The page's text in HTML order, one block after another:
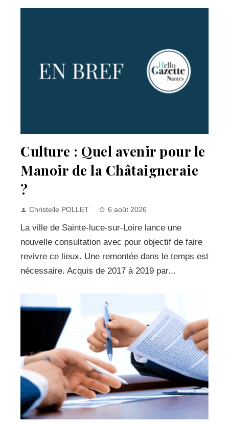
Culture : Quel avenir pour le
Manoir de la Châtaigneraie
?
Christelle POLLET 6 août 2026
La ville de Sainte-luce-sur-Loire lance une
nouvelle consultation avec pour objectif de faire
revivre ce lieux. Une remontée dans le temps est
nécessaire. Acquis de 2017 à 2019 par...